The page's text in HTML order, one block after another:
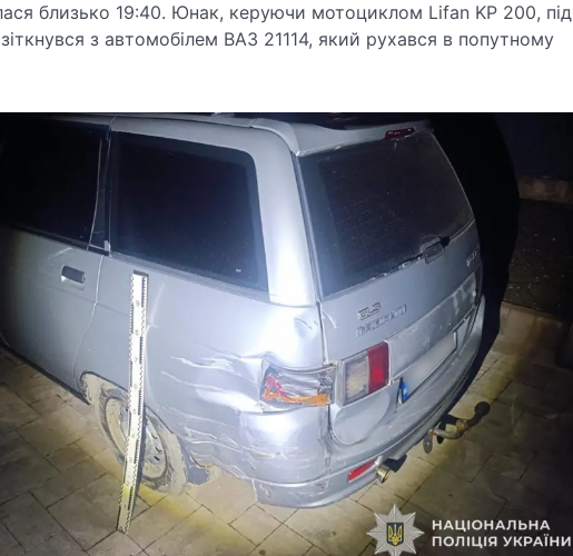
близько 19:40. Юнак, керуючи мотоциклом Lifan KP 200, під
з автомобілем ВАЗ 21114, який рухався в попутному